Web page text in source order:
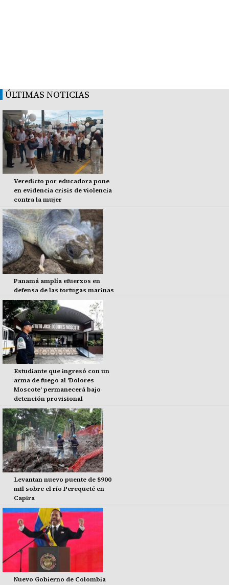
ÚLTIMAS NOTICIAS
Veredicto por educadora pone
en evidencia crisis de violencia
contra la mujer
Panamá amplía efuerzos en
defensa de las tortugas marinas
Estudiante que ingresó con un
arma de fuego al 'Dolores
Moscote' permanecerá bajo
detención provisional
Levantan nuevo puente de $900
mil sobre el río Perequeté en
Capira
Nuevo Gobierno de Colombia